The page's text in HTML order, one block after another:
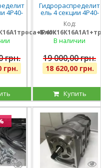
4Р40-
с
на 3
и
на 4
грн.
грн.
Гидрораспределит
ель 4 секции 4Р40-
К16К16А1А1 с
плавающими на 2
секции, троса и
блок рычагов на 4
Код:
В наличии
19 000,00 грн.
18 620,00 грн.
Купить